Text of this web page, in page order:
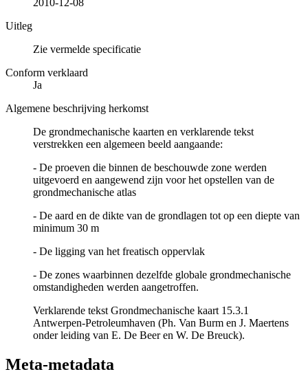
2010-12-08
Uitleg
Zie vermelde specificatie
Conform verklaard
Ja
Algemene beschrijving herkomst
De grondmechanische kaarten en verklarende tekst
verstrekken een algemeen beeld aangaande:
- De proeven die binnen de beschouwde zone werden
uitgevoerd en aangewend zijn voor het opstellen van de
grondmechanische atlas
- De aard en de dikte van de grondlagen tot op een diepte van
minimum 30 m
- De ligging van het freatisch oppervlak
- De zones waarbinnen dezelfde globale grondmechanische
omstandigheden werden aangetroffen.
Verklarende tekst Grondmechanische kaart 15.3.1
Antwerpen-Petroleumhaven (Ph. Van Burm en J. Maertens
onder leiding van E. De Beer en W. De Breuck).
Meta-metadata